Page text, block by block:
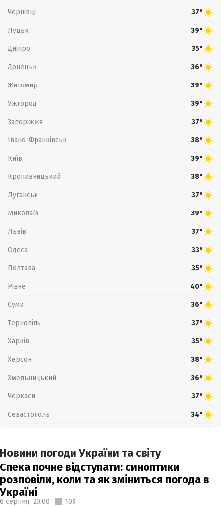
Чернівці 37°
Луцьк 39°
Дніпро 35°
Донецьк 36°
Житомир 39°
Ужгород 39°
Запоріжжя 37°
Івано-Франківськ 38°
Київ 39°
Кропивницький 38°
Луганськ 37°
Миколаїв 39°
Львів 37°
Одеса 33°
Полтава 35°
Рівне 40°
Суми 36°
Тернопіль 37°
Харків 35°
Херсон 38°
Хмельницький 36°
Черкаси 37°
Севастополь 34°
Новини погоди України та світу
Спека почне відступати: синоптики
розповіли, коли та як зміниться погода в
Україні
6 серпня, 20:00 109